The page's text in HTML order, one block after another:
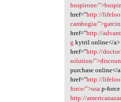
buspirone/
href="http://
cambogia/
href="http://
g kytril online</a>
href="http://
solution/
purchase online</
href="http://
force/">usa p-
http://